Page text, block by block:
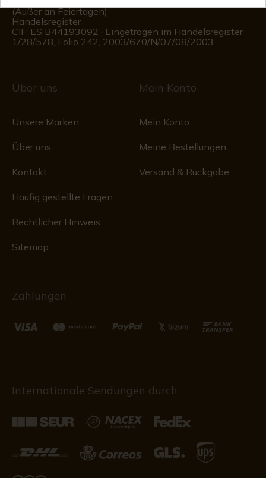
(Außer an Feiertagen)
Handelsregister
CIF: ES B44193092 · Eingetragen im Handelsregister
1/28/578, Folio 242, 2003/670/N/07/08/2003
Über uns
Unsere Marken
Über uns
Kontakt
Häufig gestellte Fragen
Rechtlicher Hinweis
Sitemap
Mein Konto
Mein Konto
Meine Bestellungen
Versand & Rückgabe
Zahlungen
Internationale Sendungen durch